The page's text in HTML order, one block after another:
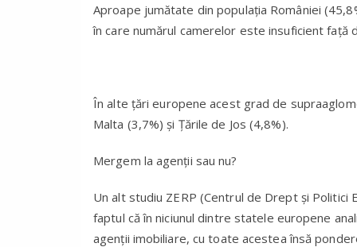
Aproape jumătate din populația României
în care numărul camerelor este insuficient față
În alte țări europene acest grad de
Malta (3,7%) și Țările de Jos (4,8%).
Mergem la agenții sau nu?
Un alt studiu ZERP (Centrul de Drept şi
faptul că în niciunul dintre statele europene
agenţii imobiliare, cu toate acestea însă